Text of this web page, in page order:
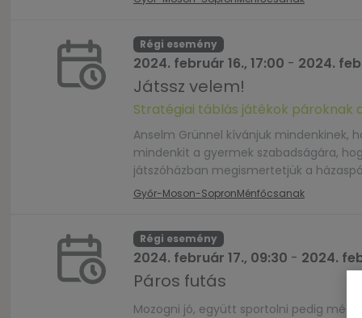
Régi esemény
2024. február 16., 17:00 - 2024.
Játssz velem!
Stratégiai táblás játékok pároknak
Anselm Grünnel kívánjuk mindenkinek,
mindenkit a gyermek szabadságára,
játszóházban megismertetjük a
középkori Magyarországon is ismert
Győr-Moson-SopronMénfőcsanak
Régi esemény
2024. február 17., 09:30 - 2024.
Páros futás
Mozogni jó, együtt sportolni pedig még